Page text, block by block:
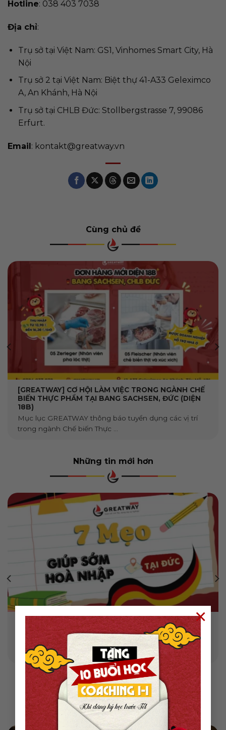
×
Hotline: 038 403 7038
Địa chỉ:
Trụ sở tại Việt Nam: GS1, Vinhomes Smart City, Hà
Nội
Trụ sở 2 tại Việt Nam: Biệt thự 41-A33 Geleximco
A, An Khánh, Hà Nội
Trụ sở tại CHLB Đức: Stollbergstrasse 7, 99086
Erfurt.
Email: kontakt@greatway.vn
Cùng chủ đề
[GREATWAY] CƠ HỘI LÀM VIỆC TRONG NGÀNH CHẾ
BIẾN THỰC PHẨM TẠI BANG SACHSEN, ĐỨC (DIỆN
18B)
Mục lục GREATWAY thông báo tuyển dụng các vị trí
trong ngành Chế biến Thực ...
Những tin mới hơn
7 MẸO HÒA NHẬP Ở ĐỨC NHANH CHÓNG CHO
NGƯỜI MỚI SANG ĐỨC
Mục lục Bắt đầu cuộc sống tại Đức là một hành trình
đầy hứng khởi ...
Những tin cũ hơn